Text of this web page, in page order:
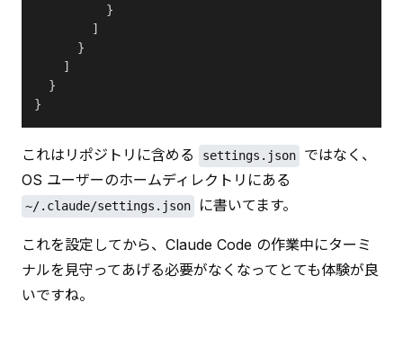
          }
        ]
      }
    ]
  }
}
これはリポジトリに含める settings.json
ではなく、
OS ユーザーのホームディレクトリにある
~/.claude/settings.json に書いてます。
これを設定してから、Claude Code の作業中にターミ
ナルを見守ってあげる必要がなくなってとても体験が良
いですね。